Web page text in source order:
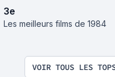
3e
Les meilleurs films de 1984
VOIR TOUS LES